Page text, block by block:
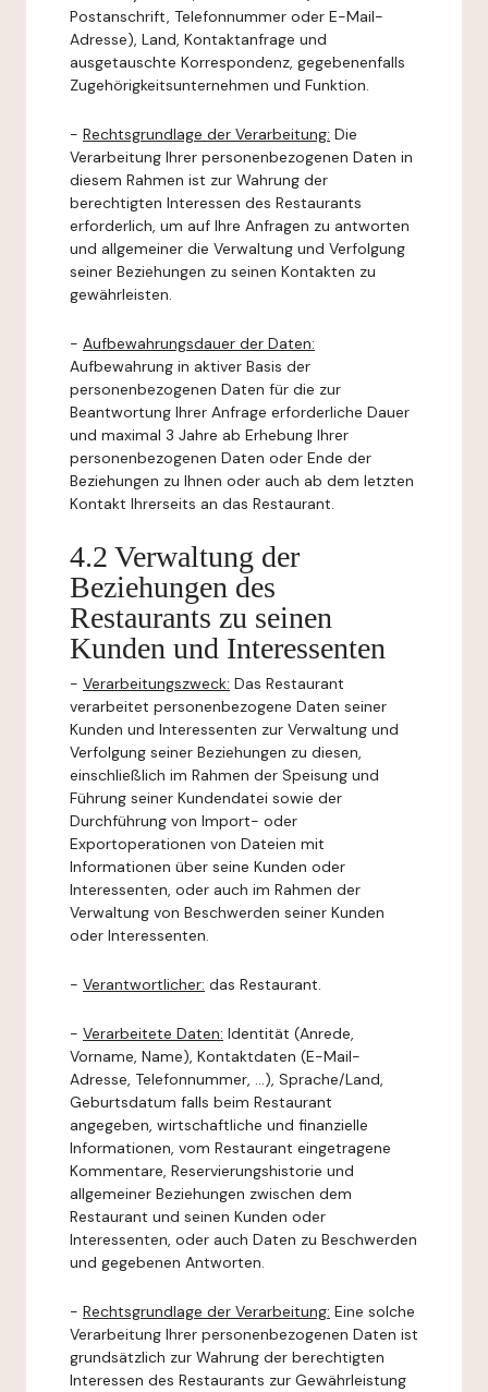
Postanschrift, Telefonnummer oder E-Mail-
Adresse), Land, Kontaktanfrage und
ausgetauschte Korrespondenz, gegebenenfalls
Zugehörigkeitsunternehmen und Funktion.
- Rechtsgrundlage der Verarbeitung: Die
Verarbeitung Ihrer personenbezogenen Daten in
diesem Rahmen ist zur Wahrung der
berechtigten Interessen des Restaurants
erforderlich, um auf Ihre Anfragen zu antworten
und allgemeiner die Verwaltung und Verfolgung
seiner Beziehungen zu seinen Kontakten zu
gewährleisten.
- Aufbewahrungsdauer der Daten:
Aufbewahrung in aktiver Basis der
personenbezogenen Daten für die zur
Beantwortung Ihrer Anfrage erforderliche Dauer
und maximal 3 Jahre ab Erhebung Ihrer
personenbezogenen Daten oder Ende der
Beziehungen zu Ihnen oder auch ab dem letzten
Kontakt Ihrerseits an das Restaurant.
4.2 Verwaltung der
Beziehungen des
Restaurants zu seinen
Kunden und Interessenten
- Verarbeitungszweck: Das Restaurant
verarbeitet personenbezogene Daten seiner
Kunden und Interessenten zur Verwaltung und
Verfolgung seiner Beziehungen zu diesen,
einschließlich im Rahmen der Speisung und
Führung seiner Kundendatei sowie der
Durchführung von Import- oder
Exportoperationen von Dateien mit
Informationen über seine Kunden oder
Interessenten, oder auch im Rahmen der
Verwaltung von Beschwerden seiner Kunden
oder Interessenten.
- Verantwortlicher: das Restaurant.
- Verarbeitete Daten: Identität (Anrede,
Vorname, Name), Kontaktdaten (E-Mail-
Adresse, Telefonnummer, ...), Sprache/Land,
Geburtsdatum falls beim Restaurant
angegeben, wirtschaftliche und finanzielle
Informationen, vom Restaurant eingetragene
Kommentare, Reservierungshistorie und
allgemeiner Beziehungen zwischen dem
Restaurant und seinen Kunden oder
Interessenten, oder auch Daten zu Beschwerden
und gegebenen Antworten.
- Rechtsgrundlage der Verarbeitung: Eine solche
Verarbeitung Ihrer personenbezogenen Daten ist
grundsätzlich zur Wahrung der berechtigten
Interessen des Restaurants zur Gewährleistung